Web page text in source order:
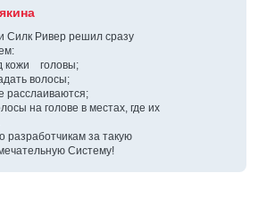
Силк Ривер решил сразу
кожи головы;
волосы;
расслаиваются;
на голове в местах, где их
разработчикам за такую
Систему!